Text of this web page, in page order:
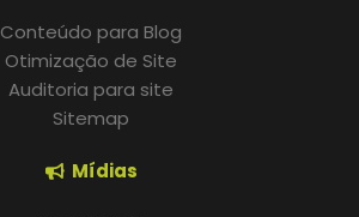
Conteúdo para Blog
Otimização de Site
Auditoria para site
Sitemap
Mídias